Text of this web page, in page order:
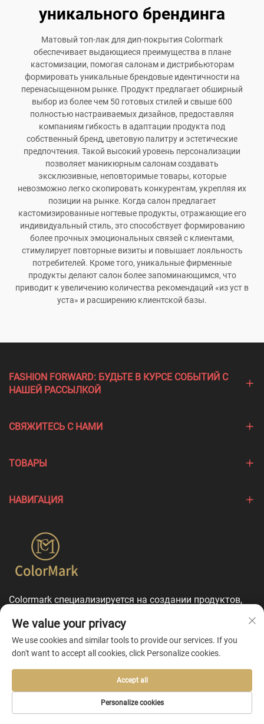
уникального брендинга
Матовый топ-лак для дип-покрытия Colormark
обеспечивает выдающиеся преимущества в плане
кастомизации, помогая салонам и дистрибьюторам
формировать уникальные брендовые идентичности на
перенасыщенном рынке. Продукт предлагает обширный
выбор из более чем 50 готовых стилей и свыше 600
полностью настраиваемых дизайнов, предоставляя
компаниям гибкость в адаптации продукта под
собственный бренд, цветовую палитру и эстетические
предпочтения. Такой высокий уровень персонализации
позволяет маникюрным салонам создавать
эксклюзивные, неповторимые товары, которые
невозможно легко скопировать конкурентам, укрепляя их
позиции на рынке. Когда салон предлагает
кастомизированные ногтевые продукты, отражающие его
индивидуальный стиль, это способствует формированию
более прочных эмоциональных связей с клиентами,
стимулирует повторные визиты и повышает лояльность
потребителей. Кроме того, уникальные фирменные
продукты делают салон более запоминающимся, что
приводит к увеличению количества рекомендаций «из уст в
уста» и расширению клиентской базы.
FASHION FORWARD: БУДЬТЕ В КУРСЕ СОБЫТИЙ С
НАШЕЙ РАССЫЛКОЙ
СВЯЖИТЕСЬ С НАМИ
ТОВАРЫ
НАВИГАЦИЯ
Colormark специализируется на создании продуктов,
брендов, и предлагает комплексные услуги по
индивидуальной настройке.
Copyright © 2026 by Ningbo Colormark Cosmetics Co., Ltd. -
Политика конфиденциальности
We value your privacy
We use cookies and similar tools to provide our services. If you
don't want to accept all cookies, click Personalize cookies.
Personalize cookies
Accept all